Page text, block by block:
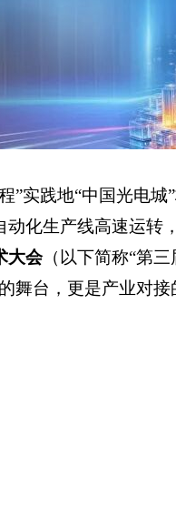
”实践地“中国光电
化生产线高速运转
大会（以下简称“第
舞台，更是产业对